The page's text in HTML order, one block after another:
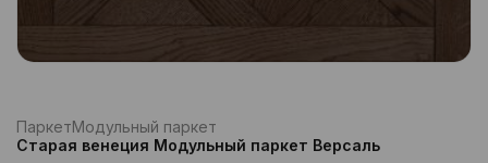
ПаркетМодульный паркет
Старая венеция Модульный паркет Версаль